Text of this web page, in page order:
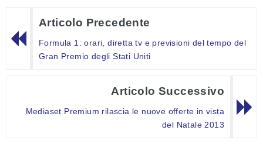
Articolo Precedente
Formula 1: orari, diretta tv e previsioni del tempo del
Gran Premio degli Stati Uniti
Articolo Successivo
Mediaset Premium rilascia le nuove offerte in vista
del Natale 2013